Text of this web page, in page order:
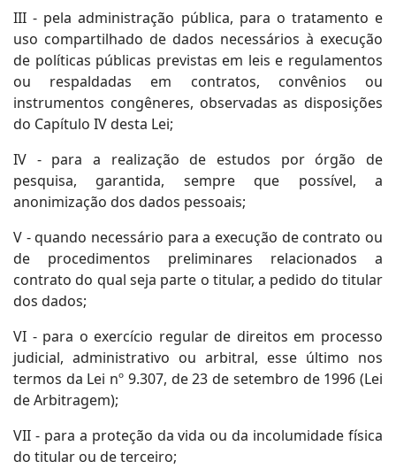
III - pela administração pública, para o tratamento e
uso compartilhado de dados necessários à execução
de políticas públicas previstas em leis e regulamentos
ou respaldadas em contratos, convênios ou
instrumentos congêneres, observadas as disposições
do Capítulo IV desta Lei;
IV - para a realização de estudos por órgão de
pesquisa, garantida, sempre que possível, a
anonimização dos dados pessoais;
V - quando necessário para a execução de contrato ou
de procedimentos preliminares relacionados a
contrato do qual seja parte o titular, a pedido do titular
dos dados;
VI - para o exercício regular de direitos em processo
judicial, administrativo ou arbitral, esse último nos
termos da Lei nº 9.307, de 23 de setembro de 1996 (Lei
de Arbitragem);
VII - para a proteção da vida ou da incolumidade física
do titular ou de terceiro;